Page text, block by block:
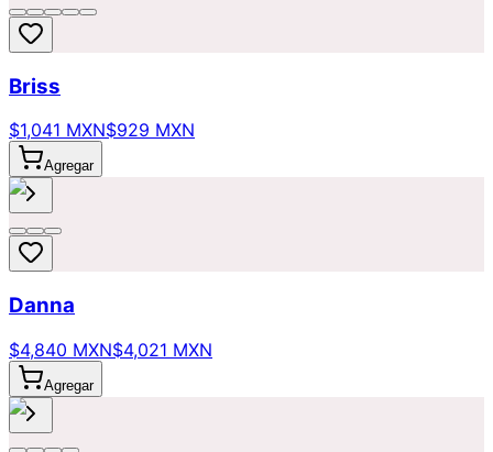
Briss
$1,041 MXN$929 MXN
Agregar
Danna
$4,840 MXN$4,021 MXN
Agregar